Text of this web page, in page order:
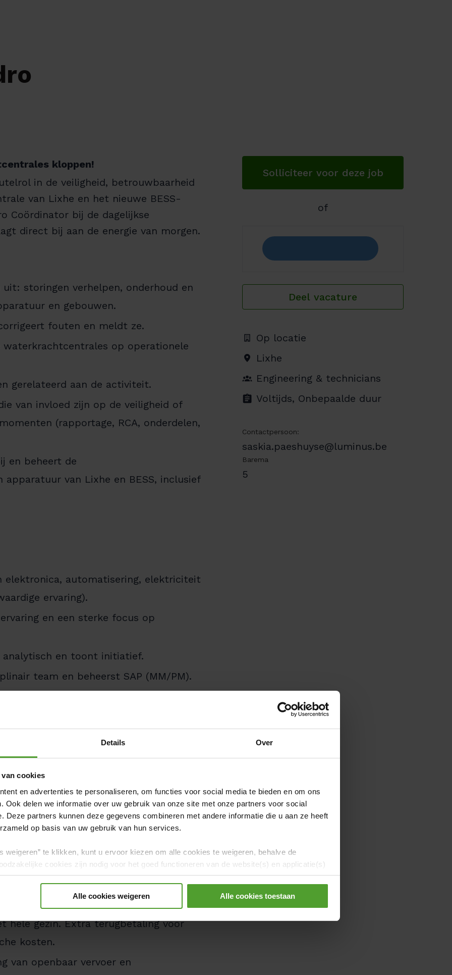
Details Over
cookies
en advertenties te personaliseren, om functies voor social media te bieden en om ons
Ook delen we informatie over uw gebruik van onze site met onze partners voor social
Deze partners kunnen deze gegevens combineren met andere informatie die u aan ze heeft
op basis van uw gebruik van hun services.
weigeren” te klikken, kunt u ervoor kiezen om alle cookies te weigeren, behalve de
cookies zijn nodig voor het goed functioneren van de website(s) en applicatie(s)
Alle cookies weigeren Alle cookies toestaan
kloppen!
in de veiligheid, betrouwbaarheid
van Lixhe en het nieuwe BESS-
Coördinator bij de dagelijkse
direct bij aan de energie van morgen.
storingen verhelpen, onderhoud en
en gebouwen.
fouten en meldt ze.
op operationele
gerelateerd aan de activiteit.
van invloed zijn op de veiligheid of
(rapportage, RCA, onderdelen,
en beheert de
apparatuur van Lixhe en BESS, inclusief
elektronica, automatisering, elektriciteit
ervaring).
en een sterke focus op
en toont initiatief.
team en beheerst SAP (MM/PM).
voelt je comfortabel met werken op
veelzijdigheid ontwikkelen op
lonende sectoren in België, met een
salaris inklasse 5,plus
Groepsverzekering en
hele gezin. Extra terugbetaling voor
kosten.
van openbaar vervoer en
Solliciteer voor deze job
of
Deel vacature
Op locatie
Lixhe
Engineering & technicians
Voltijds, Onbepaalde duur
Contactpersoon:
saskia.paeshuyse@luminus.be
Barema
5